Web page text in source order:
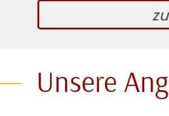
Unsere